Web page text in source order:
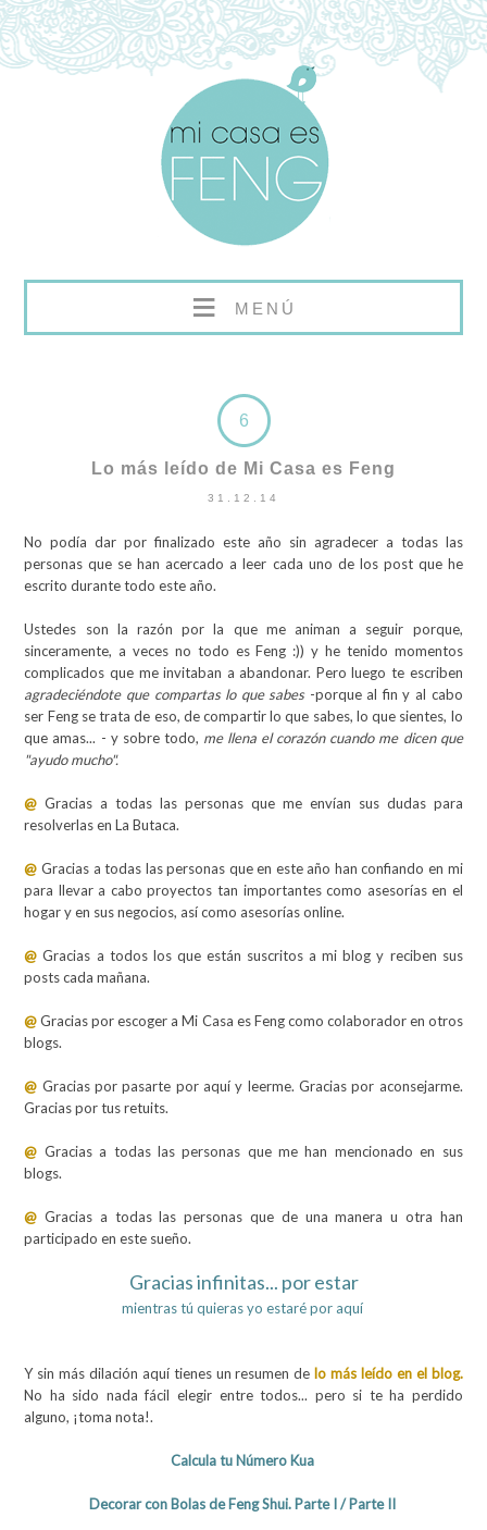
≡ MENÚ
6
Lo más leído de Mi Casa es Feng
31.12.14
No podía dar por finalizado este año sin agradecer a todas las
personas que se han acercado a leer cada uno de los post que he
escrito durante todo este año.
Ustedes son la razón por la que me animan a seguir porque,
sinceramente, a veces no todo es Feng :)) y he tenido momentos
complicados que me invitaban a abandonar. Pero luego te escriben
agradeciéndote que compartas lo que sabes -porque al fin y al cabo
ser Feng se trata de eso, de compartir lo que sabes, lo que sientes, lo
que amas... - y sobre todo, me llena el corazón cuando me dicen que
"ayudo mucho".
@ Gracias a todas las personas que me envían sus dudas para
resolverlas en La Butaca.
@ Gracias a todas las personas que en este año han confiando en mi
para llevar a cabo proyectos tan importantes como asesorías en el
hogar y en sus negocios, así como asesorías online.
@ Gracias a todos los que están suscritos a mi blog y reciben sus
posts cada mañana.
@Gracias por escoger a Mi Casa es Feng como colaborador en otros
blogs.
@ Gracias por pasarte por aquí y leerme. Gracias por aconsejarme.
Gracias por tus retuits.
@ Gracias a todas las personas que me han mencionado en sus
blogs.
@ Gracias a todas las personas que de una manera u otra han
participado en este sueño.
Gracias infinitas... por estar
mientras tú quieras yo estaré por aquí
Y sin más dilación aquí tienes un resumen de lo más leído en el blog.
No ha sido nada fácil elegir entre todos... pero si te ha perdido
alguno, ¡toma nota!.
Calcula tu Número Kua
Decorar con Bolas de Feng Shui. Parte I/Parte II